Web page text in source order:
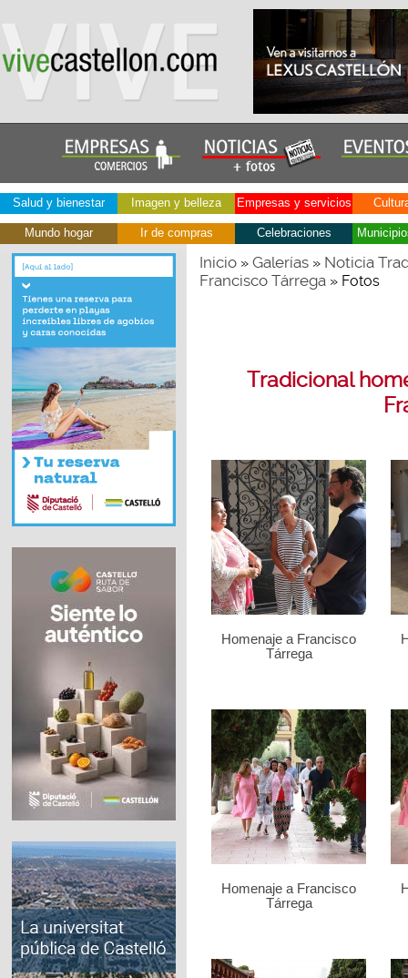
Salud y bienestar Imagen y belleza Empresas y servicios
Mundo hogar Ir de compras Celebraciones
Inicio» Galerías» Noticia
Francisco Tárrega» Fotos
Tradicional
Homenaje a Francisco
Tárrega
Homenaje a Francisco
Tárrega